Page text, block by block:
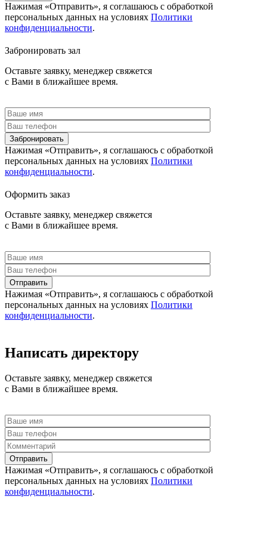
Нажимая «Отправить», я соглашаюсь c обработкой
персональных данных на условиях Политики
конфиденциальности.
Забронировать зал
Оставьте заявку, менеджер свяжется
с Вами в ближайшее время.
Забронировать
Нажимая «Отправить», я соглашаюсь c обработкой
персональных данных на условиях Политики
конфиденциальности.
Оформить заказ
Оставьте заявку, менеджер свяжется
с Вами в ближайшее время.
Отправить
Нажимая «Отправить», я соглашаюсь c обработкой
персональных данных на условиях Политики
конфиденциальности.
Написать директору
Оставьте заявку, менеджер свяжется
с Вами в ближайшее время.
Отправить
Нажимая «Отправить», я соглашаюсь c обработкой
персональных данных на условиях Политики
конфиденциальности.